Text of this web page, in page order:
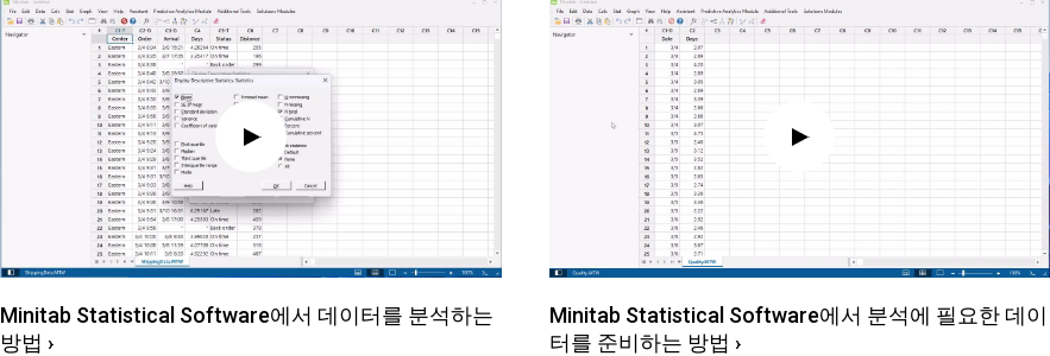
Minitab Statistical Software에서 데이터를 분석하는
방법 ›
Minitab Statistical Software에서 분석에 필요한 데이
터를 준비하는 방법 ›